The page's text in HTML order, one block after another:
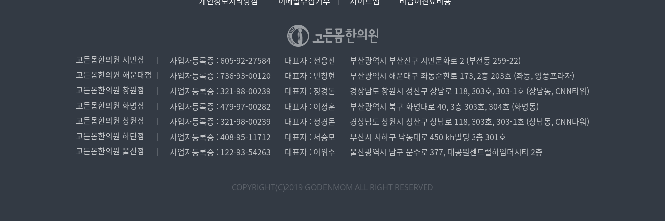
고든몸한의원 서면점 사업자등록증 : 605-92-27584 대표자 : 전응진
부산광역시 부산진구 서면문화로 2 (부전동 259-22)
고든몸한의원 해운대점
사업자등록증 : 736-93-00120 대표자 : 빈창현
부산광역시 해운대구 좌동순환로 173, 2층 203호 (좌동, 영풍프라자)
고든몸한의원 창원점
사업자등록증 : 321-98-00239 대표자 : 정경돈
경상남도 창원시 성산구 상남로 118, 303호, 303-1호 (상남동, CNN타워)
고든몸한의원 화명점
사업자등록증 : 479-97-00282 대표자 : 이정훈
부산광역시 북구 화명대로 40, 3층 303호, 304호 (화명동)
고든몸한의원 창원점
사업자등록증 : 321-98-00239 대표자 : 정경돈
경상남도 창원시 성산구 상남로 118, 303호, 303-1호 (상남동, CNN타워)
고든몸한의원 하단점
사업자등록증 : 408-95-11712 대표자 : 서승모
부산시 사하구 낙동대로 450 kh빌딩 3층 301호
고든몸한의원 울산점
사업자등록증 : 122-93-54263 대표자 : 이위수 울산광역시 남구 문수로 377, 대공원센트럴하임더시티 2층
COPYRIGHT(C)2019 GODENMOM ALL RIGHT RESERVED